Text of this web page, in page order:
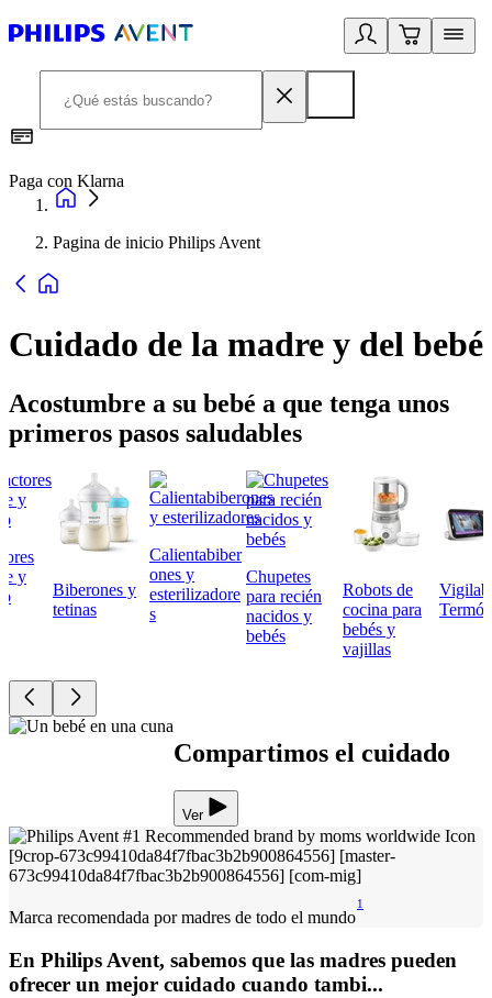
Paga con Klarna
Pagina de inicio Philips Avent
Cuidado de la madre y del bebé
Acostumbre a su bebé a que tenga unos
primeros pasos saludables
y
Biberones y
tetinas
Calientabiber
ones y
esterilizadore
s
Chupetes
para recién
nacidos y
bebés
Robots de
cocina para
bebés y
vajillas
Compartimos el cuidado
Ver
Marca recomendada por madres de todo el mundo
1
En Philips Avent, sabemos que las madres pueden
ofrecer un mejor cuidado cuando tambi...